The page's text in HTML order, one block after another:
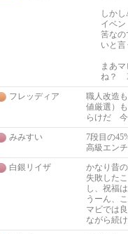
しか
イベ
筈なの
いと言
まあ
ね？
フレッディア
職人改造
値厳選）
らけだ 今
みみすい
7段目の
高級エン
白銀リイザ
かなり昔
失敗した
し、祝福
うーん、
マビでは
ながら続